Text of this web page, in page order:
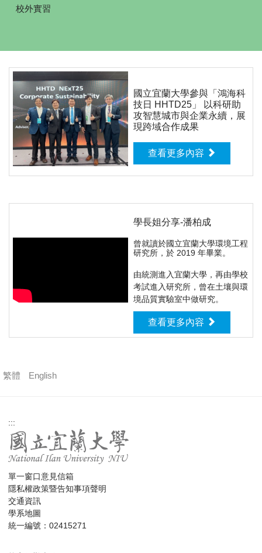
校外實習
國立宜蘭大學參與「鴻海科
技日 HHTD25」 以科研助
攻智慧城市與企業永續，展
現跨域合作成果
查看更多內容
學長姐分享-潘柏成
曾就讀於國立宜蘭大學環境工程
研究所，於 2019 年畢業。
由統測進入宜蘭大學，再由學校
考試進入研究所，曾在土壤與環
境品質實驗室中做研究。
查看更多內容
繁體 English
:::
單一窗口意見信箱
隱私權政策暨告知事項聲明
交通資訊
學系地圖
統一編號：02415271